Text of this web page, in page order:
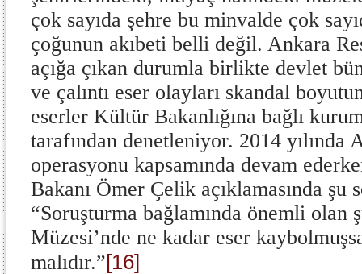
çok sayıda şehre bu minvalde çok
çoğunun akıbeti belli değil. Ankara
açığa çıkan durumla birlikte devlet
ve çalıntı eser olayları skandal
eserler Kültür Bakanlığına bağlı
tarafından denetleniyor. 2014 yılında
operasyonu kapsamında devam
Bakanı Ömer Çelik açıklamasında
“Soruşturma bağlamında önemli olan
Müzesi’nde ne kadar eser
malıdır.”[16]